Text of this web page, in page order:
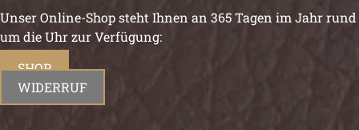
Unser Online-Shop steht Ihnen an 365 Tagen im Jahr rund
um die Uhr zur Verfügung:
SHOP
WIDERRUF